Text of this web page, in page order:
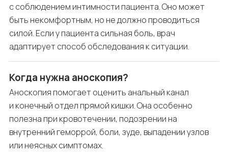
с соблюдением интимности пациента. Оно может
быть некомфортным, но не должно проводиться
силой. Если у пациента сильная боль, врач
адаптирует способ обследования к ситуации.
Когда нужна аноскопия?
Аноскопия помогает оценить анальный канал
и конечный отдел прямой кишки. Она особенно
полезна при кровотечении, подозрении на
внутренний геморрой, боли, зуде, выпадении узлов
или неясных симптомах.